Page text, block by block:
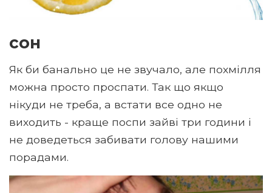
сон
Як би банально це не звучало, але похмілля
можна просто проспати. Так що якщо
нікуди не треба, а встати все одно не
виходить - краще поспи зайві три години і
не доведеться забивати голову нашими
порадами.